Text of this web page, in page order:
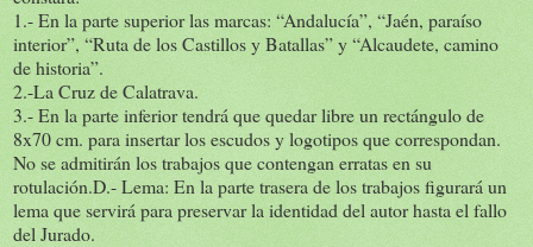
1.- En la parte superior las marcas: “Andalucía”, “Jaén, paraíso
interior”, “Ruta de los Castillos y Batallas” y “Alcaudete, camino
de historia”.
2.-La Cruz de Calatrava.
3.- En la parte inferior tendrá que quedar libre un rectángulo de
8x70 cm. para insertar los escudos y logotipos que correspondan.
No se admitirán los trabajos que contengan erratas en su
rotulación.D.- Lema: En la parte trasera de los trabajos figurará un
lema que servirá para preservar la identidad del autor hasta el fallo
del Jurado.